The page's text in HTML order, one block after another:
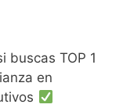
buscas TOP 1
en